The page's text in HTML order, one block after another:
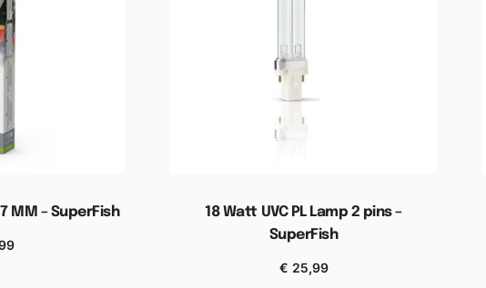
MM – SuperFish
18 Watt UVC PL Lamp 2 pins –
SuperFish
€ 25,99